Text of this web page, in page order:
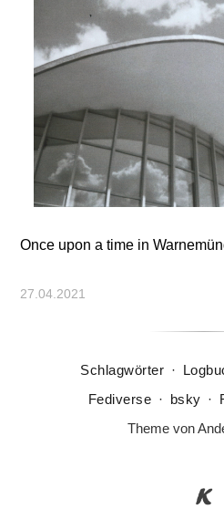
Once upon a time in
27.04.2021
Schlagwörter ·
Fediverse · bsky ·
Theme von